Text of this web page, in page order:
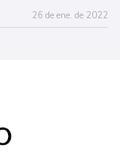
26 de ene. de 2022